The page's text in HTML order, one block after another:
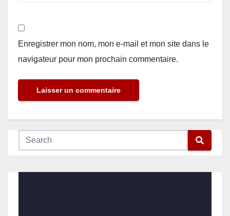
Enregistrer mon nom, mon e-mail et mon site dans le
navigateur pour mon prochain commentaire.